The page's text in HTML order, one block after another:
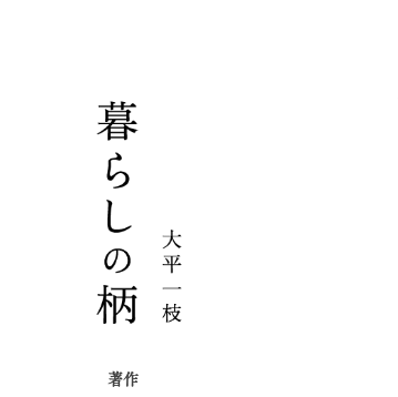
著作